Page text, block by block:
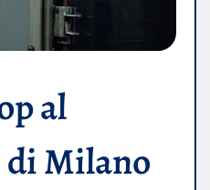
al
Milano